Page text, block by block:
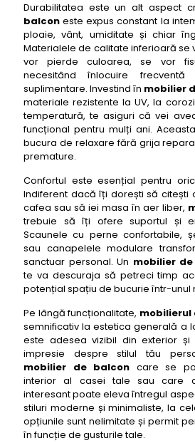
32- mobilier de balcon
33- mobilier de balcon
34- mobilier de balcon
35- mobilier de balcon Glatz
36- mobilier de balcon
37- mobilier de balcon Fat
38- mobilier de balcon Point
39- mobilier de balcon
40- mobilier de balcon Sifas
41- mobilier de balcon Tribù
42- mobilier de balcon Kartell
43- mobilier de balcon
44- mobilier de balcon
45- mobilier de balcon Ferm
46- mobilier de balcon
47- mobilier de balcon
48- mobilier de balcon
49- mobilier de balcon
50- mobilier de balcon
Durabilitatea este un alt aspect
balcon este expus constant la
ploaie, vânt, umiditate și chiar
Materialele de calitate inferioară se
vor pierde culoarea, se vor
necesitând înlocuire
suplimentare. Investind în mobilier
materiale rezistente la UV, la
temperatură, te asiguri că vei
funcțional pentru mulți ani.
bucura de relaxare fără grija
premature.
Confortul este esențial pentru
Indiferent dacă îți dorești să citești
cafea sau să iei masa în aer liber,
trebuie să îți ofere suportul și
Scaunele cu perne confortabile,
sau canapelele modulare
sanctuar personal. Un mobilier
te va descuraja să petreci timp
potențial spațiu de bucurie într-unul
Pe lângă funcționalitate, mobilierul
semnificativ la estetica generală a
este adesea vizibil din exterior
impresie despre stilul tău
mobilier de balcon care se
interior al casei tale sau care
interesant poate eleva întregul
stiluri moderne și minimaliste, la
opțiunile sunt nelimitate și permit
în funcție de gusturile tale.